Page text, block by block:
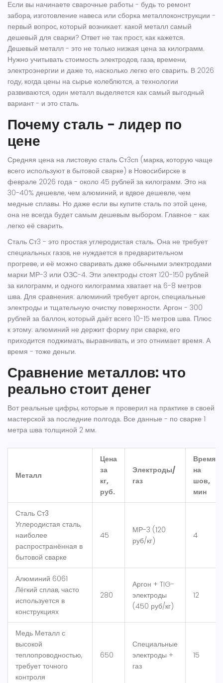
Если вы начинаете сварочные работы - будь то ремонт
забора, изготовление навеса или сборка металлоконструкции -
первый вопрос, который возникает: какой металл самый
дешевый для сварки? Ответ не так прост, как кажется.
Дешевый металл - это не только низкая цена за килограмм.
Нужно учитывать стоимость электродов, газа, времени,
электроэнергии и даже то, насколько легко его сварить. В 2026
году, когда цены на сырье колеблются, а технологии
развиваются, один металл выделяется как самый выгодный
вариант - и это сталь.
Почему сталь - лидер по
цене
Средняя цена на листовую сталь Ст3сп (марка, которую чаще
всего используют в бытовой сварке) в Новосибирске в
феврале 2026 года - около 45 рублей за килограмм. Это на
30-40% дешевле, чем алюминий, и вдвое дешевле, чем
медные сплавы. Но даже если вы купите сталь по этой цене,
она не всегда будет самым дешевым выбором. Главное - как
легко её сварить.
Сталь Ст3 - это простая углеродистая сталь. Она не требует
специальных газов, не нуждается в предварительном
прогреве, и её можно сваривать даже обычными электродами
марки МР-3 или ОЗС-4. Эти электроды стоят 120-150 рублей
за килограмм, и одного килограмма хватает на 6-8 метров
шва. Для сравнения: алюминий требует аргон, специальные
электроды и тщательную очистку поверхности. Аргон - 300
рублей за баллон, который даёт всего 10-15 метров шва. Плюс
к этому: алюминий не держит форму при сварке, его
приходится поджимать, выравнивать, и это отнимает время. А
время - тоже деньги.
Сравнение металлов: что
реально стоит денег
Вот реальные цифры, которые я проверил на практике в своей
мастерской за последние полгода. Все данные - по сварке 1
метра шва толщиной 2 мм.
Металл
Цена
за
кг,
руб.
Электроды/
газ
Время
на
шов,
мин
Сталь Ст3
Углеродистая сталь,
наиболее
распространённая в
бытовой сварке
45
МР-3 (120
руб/кг)
4
Алюминий 6061
Лёгкий сплав, часто
используется в
конструкциях
280
Аргон + TIG-
электроды
(450 руб/кг)
12
Медь Металл с
высокой
теплопроводностью,
требует точного
контроля
650
Специальные
электроды +
газ
15